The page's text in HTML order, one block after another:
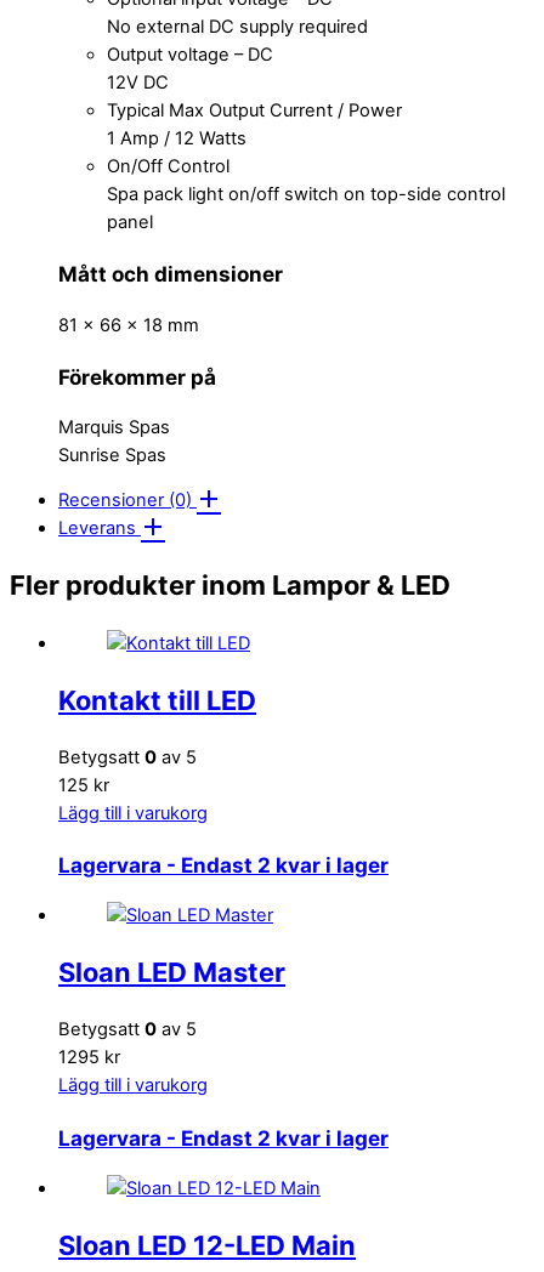
No external DC supply required
Output voltage – DC
12V DC
Typical Max Output Current / Power
1 Amp / 12 Watts
On/Off Control
Spa pack light on/off switch on top-side control
panel
Mått och dimensioner
81 x 66 x 18 mm
Förekommer på
Marquis Spas
Sunrise Spas
Recensioner (0)
Leverans
Fler produkter inom Lampor & LED
Kontakt till LED
Betygsatt 0 av 5
125 kr
Lägg till i varukorg
Lagervara - Endast 2 kvar i lager
Sloan LED Master
Betygsatt 0 av 5
1295 kr
Lägg till i varukorg
Lagervara - Endast 2 kvar i lager
Sloan LED 12-LED Main